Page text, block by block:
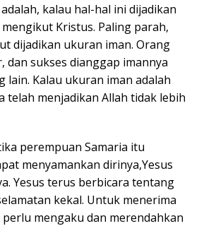
kalau hal-hal ini dijadikan
Kristus. Paling parah,
dijadikan ukuran iman. Orang
dan sukses dianggap imannya
lain. Kalau ukuran iman adalah
telah menjadikan Allah tidak lebih
perempuan Samaria itu
menyamankan dirinya,Yesus
Yesus terus berbicara tentang
kekal. Untuk menerima
mengaku dan merendahkan